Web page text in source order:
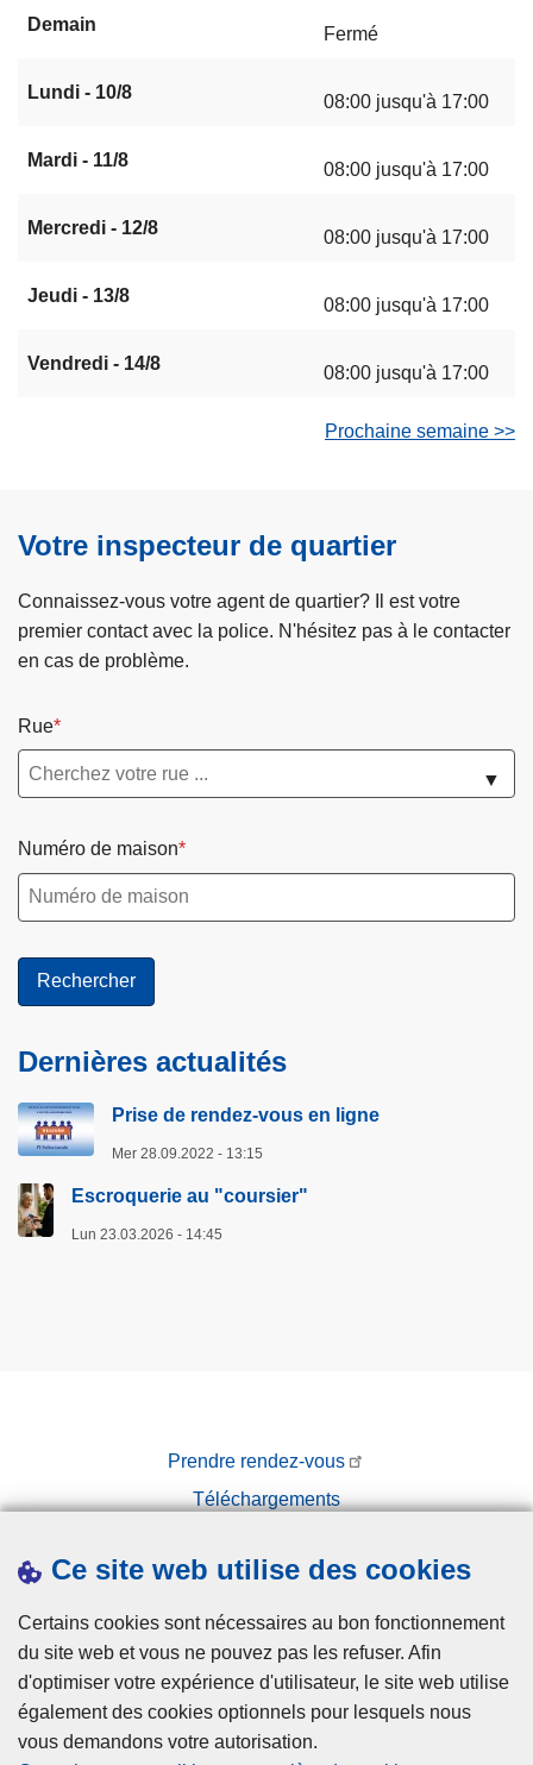
Ce site web utilise des cookies
Certains cookies sont nécessaires au bon fonctionnement
du site web et vous ne pouvez pas les refuser. Afin
d'optimiser votre expérience d'utilisateur, le site web utilise
également des cookies optionnels pour lesquels nous
vous demandons votre autorisation.
Demain Fermé
Lundi - 10/8 08:00 jusqu'à 17:00
Mardi - 11/8 08:00 jusqu'à 17:00
Mercredi - 12/8 08:00 jusqu'à 17:00
Jeudi - 13/8 08:00 jusqu'à 17:00
Vendredi - 14/8 08:00 jusqu'à 17:00
Prochaine semaine >>
Votre inspecteur de quartier
Connaissez-vous votre agent de quartier? Il est votre
premier contact avec la police. N'hésitez pas à le contacter
en cas de problème.
Rue
▼
Numéro de maison
Dernières actualités
Prise de rendez-vous en ligne
Mer 28.09.2022 - 13:15
Escroquerie au "coursier"
Lun 23.03.2026 - 14:45
Prendre rendez-vous
Téléchargements
Disclaimer